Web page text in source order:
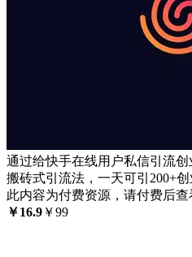
通过给快手在线用户私信引流创
搬砖式引流法，一天可引200+
此内容为付费资源，请付费后查
￥16.9 ￥99